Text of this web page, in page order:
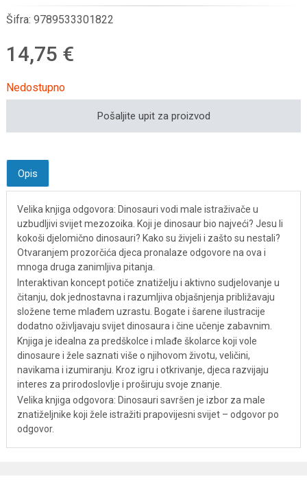
Šifra: 9789533301822
14,75 €
Nedostupno
Pošaljite upit za proizvod
Opis
Velika knjiga odgovora: Dinosauri vodi male istraživače u
uzbudljivi svijet mezozoika. Koji je dinosaur bio najveći? Jesu li
kokoši djelomično dinosauri? Kako su živjeli i zašto su nestali?
Otvaranjem prozorčića djeca pronalaze odgovore na ova i
mnoga druga zanimljiva pitanja.
Interaktivan koncept potiče znatiželju i aktivno sudjelovanje u
čitanju, dok jednostavna i razumljiva objašnjenja približavaju
složene teme mlađem uzrastu. Bogate i šarene ilustracije
dodatno oživljavaju svijet dinosaura i čine učenje zabavnim.
Knjiga je idealna za predškolce i mlađe školarce koji vole
dinosaure i žele saznati više o njihovom životu, veličini,
navikama i izumiranju. Kroz igru i otkrivanje, djeca razvijaju
interes za prirodoslovlje i proširuju svoje znanje.
Velika knjiga odgovora: Dinosauri savršen je izbor za male
znatiželjnike koji žele istražiti prapovijesni svijet – odgovor po
odgovor.